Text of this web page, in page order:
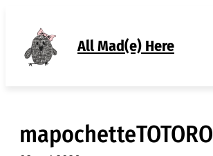
contenu
All Mad(e) Here
mapochetteTOTORO